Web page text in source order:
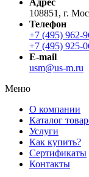
108851, г.
Телефон
+7 (495) 962-
+7 (495) 925-
E-mail
usm@us-m.ru
Меню
О компании
Каталог
Услуги
Как купить?
Сертификаты
Контакты